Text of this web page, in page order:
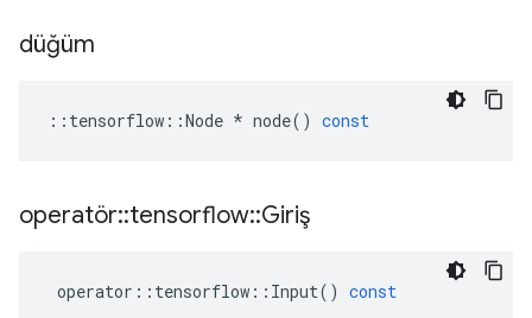
düğüm
:: tensorflow ::Node * node() const
operatör::tensorflow::Giriş
operator :: tensorflow :: Input() const